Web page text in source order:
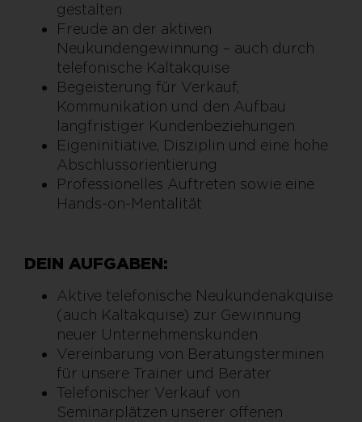
gestalten
Freude an der aktiven
Neukundengewinnung – auch durch
telefonische Kaltakquise
Begeisterung für Verkauf,
Kommunikation und den Aufbau
langfristiger Kundenbeziehungen
Eigeninitiative, Disziplin und eine hohe
Abschlussorientierung
Professionelles Auftreten sowie eine
Hands-on-Mentalität
DEIN AUFGABEN:
Aktive telefonische Neukundenakquise
(auch Kaltakquise) zur Gewinnung
neuer Unternehmenskunden
Vereinbarung von Beratungsterminen
für unsere Trainer und Berater
Telefonischer Verkauf von
Seminarplätzen unserer offenen